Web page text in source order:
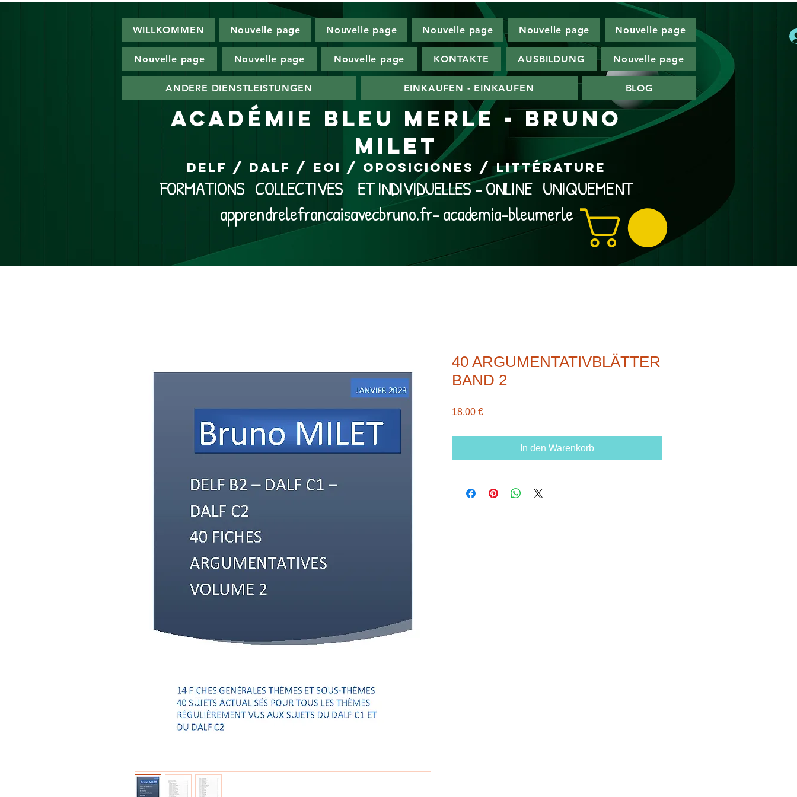
WILLKOMMEN Nouvelle page Nouvelle page Nouvelle page Nouvelle page Nouvelle page
Nouvelle page Nouvelle page Nouvelle page KONTAKTE AUSBILDUNG Nouvelle page
ANDERE DIENSTLEISTUNGEN EINKAUFEN - EINKAUFEN BLOG
ACADÉMIE BLEU MERLE - Bruno
MILET
DELF / DALF / EOI / Oposiciones / Littérature
FORMATIONS COLLECTIVES ET INDIVIDUELLES - ONLINE UNIQUEMENT
apprendrelefrancaisavecbruno.fr- academia-bleumerle
40 ARGUMENTATIVBLÄTTER
BAND 2
18,00 €Preis
In den Warenkorb